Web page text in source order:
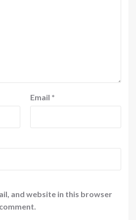
Email *
and website in this browser